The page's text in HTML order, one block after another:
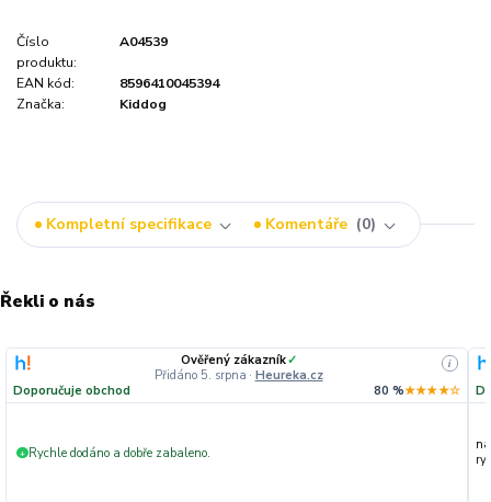
Číslo
produktu:
A04539
EAN kód:
8596410045394
Značka:
Kiddog
Kompletní specifikace Komentáře 0
Řekli o nás
Ověřený zákazník✓
Přidáno 5. srpna · Heureka.cz
i
Doporučuje obchod 80 %★★★★☆
+ Rychle dodáno a dobře zabaleno.